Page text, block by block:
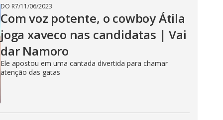
DO R7/11/06/2023
Com voz potente, o cowboy Átila
joga xaveco nas candidatas | Vai
dar Namoro
Ele apostou em uma cantada divertida para chamar
atenção das gatas